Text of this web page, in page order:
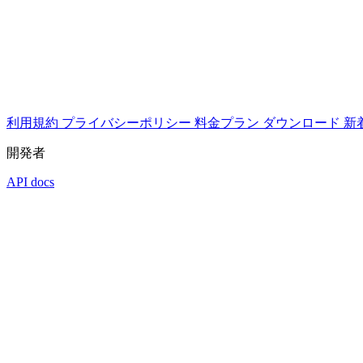
利用規約 プライバシーポリシー 料金プラン ダウンロード 新
開発者
API docs